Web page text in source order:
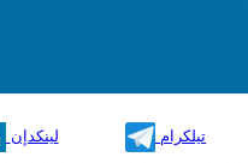
لينكدإن تيلكرام